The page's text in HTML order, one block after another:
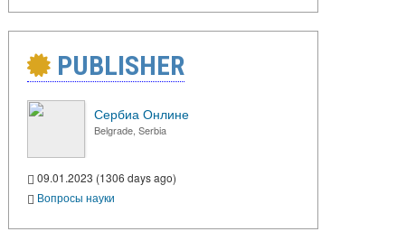
PUBLISHER
Сербиа Онлине
Belgrade, Serbia
09.01.2023 (1306 days ago)
Вопросы науки